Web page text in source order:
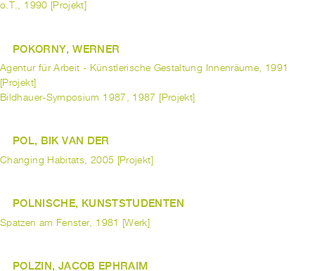
o.T., 1990 [Projekt]
POKORNY, WERNER
Agentur für Arbeit - Künstlerische Gestaltung Innenräume, 1991
[Projekt]
Bildhauer-Symposium 1987, 1987 [Projekt]
POL, BIK VAN DER
Changing Habitats, 2005 [Projekt]
POLNISCHE, KUNSTSTUDENTEN
Spatzen am Fenster, 1981 [Werk]
POLZIN, JACOB EPHRAIM